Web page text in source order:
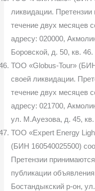
ликвидации.
течение двух месяцев
адресу: 020000,
Боровской, д. 50, кв. 46.
ТОО «Globus-Tour»
своей ликвидации.
течение двух месяцев
адресу: 021700,
ул. М.Ауезова, д. 45, кв.
ТОО «Expert Energy
(БИН 160540025500)
Претензии
публикации
Бостандыкский р-он,